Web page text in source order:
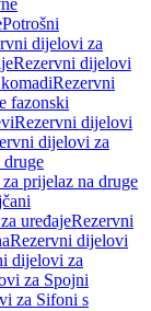
Potrošni
dijelovi za
Rezervni dijelovi
Rezervni
fazonski
Rezervni dijelovi
dijelovi za
druge
prijelaz na druge
uređajeRezervni
Rezervni dijelovi
dijelovi za
za Spojni
za Sifoni s